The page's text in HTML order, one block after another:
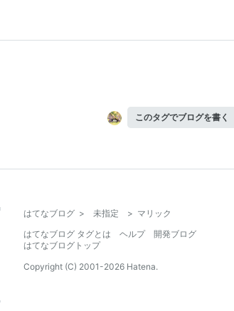
このタグでブログを書く
はてなブログ > 未指定 > マリック
はてなブログ タグとは
ヘルプ
開発ブログ
はてなブログトップ
Copyright (C) 2001-2026 Hatena.